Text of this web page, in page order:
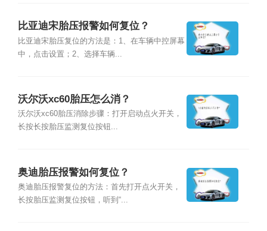
比亚迪宋胎压报警如何复位？
比亚迪宋胎压复位的方法是：1、在车辆中控屏幕
中，点击设置；2、选择车辆...
沃尔沃xc60胎压怎么消？
沃尔沃xc60胎压消除步骤：打开启动点火开关，
长按长按胎压监测复位按钮...
奥迪胎压报警如何复位？
奥迪胎压报警复位的方法：首先打开点火开关，
长按胎压监测复位按钮，听到“...